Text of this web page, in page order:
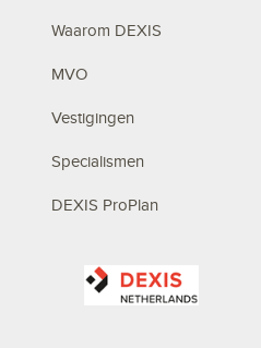
Waarom DEXIS
MVO
Vestigingen
Specialismen
DEXIS ProPlan